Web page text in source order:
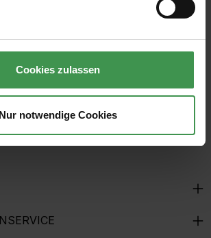
Cookies zulassen
Nur notwendige Cookies
Datenschutzbestimmungenzur Kenntnis